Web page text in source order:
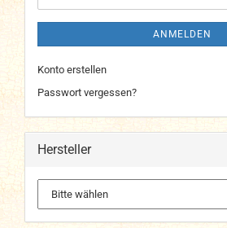
ANMELDEN
Konto erstellen
Passwort vergessen?
Hersteller